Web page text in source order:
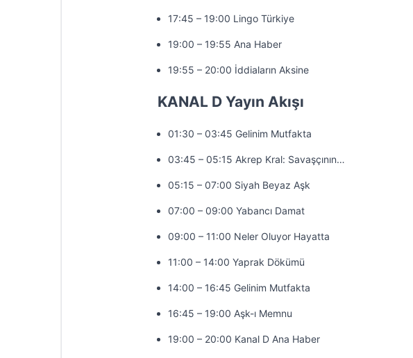
17:45 – 19:00 Lingo Türkiye
19:00 – 19:55 Ana Haber
19:55 – 20:00 İddiaların Aksine
KANAL D Yayın Akışı
01:30 – 03:45 Gelinim Mutfakta
03:45 – 05:15 Akrep Kral: Savaşçının…
05:15 – 07:00 Siyah Beyaz Aşk
07:00 – 09:00 Yabancı Damat
09:00 – 11:00 Neler Oluyor Hayatta
11:00 – 14:00 Yaprak Dökümü
14:00 – 16:45 Gelinim Mutfakta
16:45 – 19:00 Aşk-ı Memnu
19:00 – 20:00 Kanal D Ana Haber